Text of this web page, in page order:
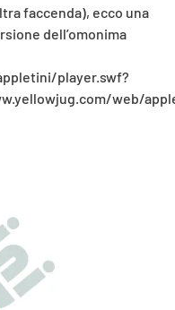
faccenda), ecco una
dell’omonima
player.swf?
web/